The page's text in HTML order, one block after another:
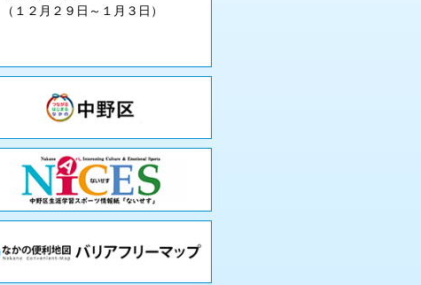
（１２月２９日～１月３日）